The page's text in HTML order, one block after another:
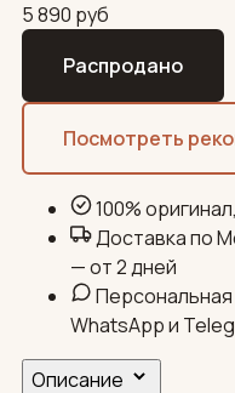
5 890 руб
Распродано
Посмотреть
100%
Доставка по
— от 2 дней
Персональная
WhatsApp и
Описание